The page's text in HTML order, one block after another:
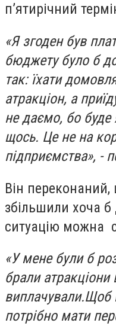
п’ятирічний
«Я згоден був
бюджету було б
так: їхати
атракціон, а
не даємо, бо буде
щось. Це не на
підприємства», -
Він
збільшили хоча б
ситуацію можна
«У мене були б
брали атракціони
виплачували.Щоб
потрібно мати